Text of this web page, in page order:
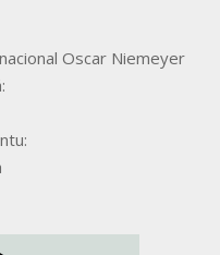
Oscar Niemeyer